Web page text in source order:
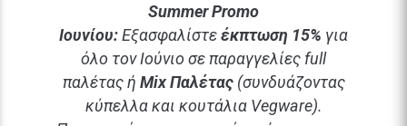
Summer Promo
Ιουνίου:Εξασφαλίστεέκπτωση 15% για
όλο τον Ιούνιο σε παραγγελίες full
παλέτας ή Mix Παλέτας(συνδυάζοντας
κύπελλα και κουτάλια Vegware).